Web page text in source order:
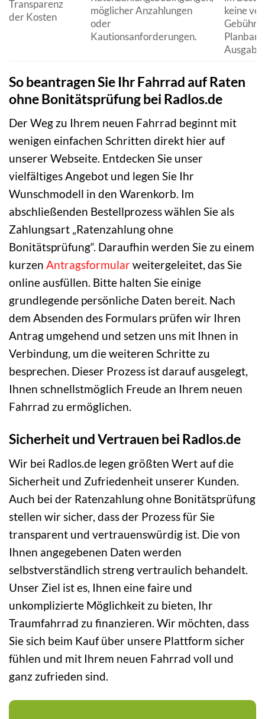
Transparenz
der Kosten
möglicher Anzahlungen
oder
Kautionsanforderungen.
keine
So beantragen Sie Ihr Fahrrad auf Raten
ohne Bonitätsprüfung bei Radlos.de
Der Weg zu Ihrem neuen Fahrrad beginnt mit
wenigen einfachen Schritten direkt hier auf
unserer Webseite. Entdecken Sie unser
vielfältiges Angebot und legen Sie Ihr
Wunschmodell in den Warenkorb. Im
abschließenden Bestellprozess wählen Sie als
Zahlungsart „Ratenzahlung ohne
Bonitätsprüfung“. Daraufhin werden Sie zu einem
kurzen Antragsformularweitergeleitet, das Sie
online ausfüllen. Bitte halten Sie einige
grundlegende persönliche Daten bereit. Nach
dem Absenden des Formulars prüfen wir Ihren
Antrag umgehend und setzen uns mit Ihnen in
Verbindung, um die weiteren Schritte zu
besprechen. Dieser Prozess ist darauf ausgelegt,
Ihnen schnellstmöglich Freude an Ihrem neuen
Fahrrad zu ermöglichen.
Sicherheit und Vertrauen bei Radlos.de
Wir bei Radlos.de legen größten Wert auf die
Sicherheit und Zufriedenheit unserer Kunden.
Auch bei der Ratenzahlung ohne Bonitätsprüfung
stellen wir sicher, dass der Prozess für Sie
transparent und vertrauenswürdig ist. Die von
Ihnen angegebenen Daten werden
selbstverständlich streng vertraulich behandelt.
Unser Ziel ist es, Ihnen eine faire und
unkomplizierte Möglichkeit zu bieten, Ihr
Traumfahrrad zu finanzieren. Wir möchten, dass
Sie sich beim Kauf über unsere Plattform sicher
fühlen und mit Ihrem neuen Fahrrad voll und
ganz zufrieden sind.